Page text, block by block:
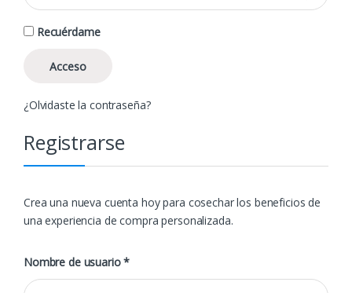
Recuérdame
Acceso
¿Olvidaste la contraseña?
Registrarse
Crea una nueva cuenta hoy para cosechar los beneficios de
una experiencia de compra personalizada.
Nombre de usuario*